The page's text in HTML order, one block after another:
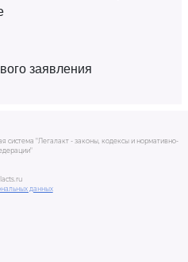
заявления
система "Легалакт - законы, кодексы и нормативно-
данных